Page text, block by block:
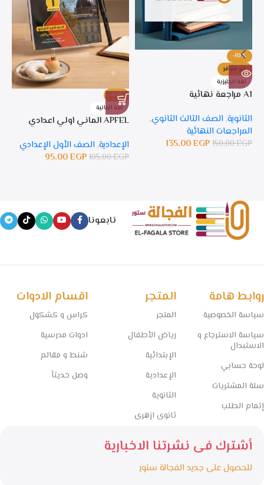
-10%
غير متوفر
لغة انجليزية
A1 مراجعة نهائية
الثانوية, الصف الثالث الثانوي,
المراجعات النهائية
150,00EGP
135,00EGP
-10%
لغة المانية
APFEL الماني اولي اعدادي
الإعدادية, الصف الأول الإعدادي
105,00EGP
95,00EGP
تابعونا
روابط هامة
سياسة الخصوصية
سياسة الاسترجاع و
الاستبدال
لوحة حسابي
سلة المشتريات
إتمام الطلب
المتجر
المتجر
رياض الأطفال
الإبتدائية
الإعدادية
الثانوية
ثانوى ازهرى
اقسام الادوات
كراس و كشكول
ادوات مدرسية
شنط و مقالم
وصل حديثاً
أشترك فى نشرتنا الاخبارية
للحصول على جديد الفجالة ستور